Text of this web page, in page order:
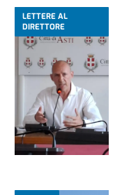
LETTERE AL
DIRETTORE